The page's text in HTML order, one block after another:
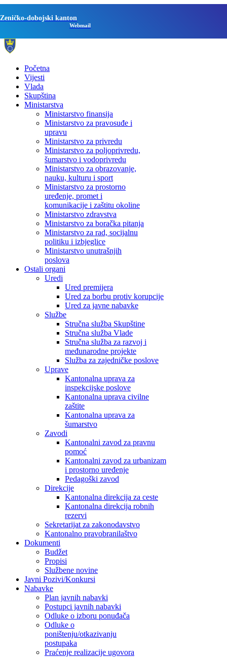
Zeničko-dobojski kanton
Webmail
Početna
Vijesti
Vlada
Skupština
Ministarstva
Ministarstvo finansija
Ministarstvo za pravosuđe i
upravu
Ministarstvo za privredu
Ministarstvo za poljoprivredu,
šumarstvo i vodoprivredu
Ministarstvo za obrazovanje,
nauku, kulturu i sport
Ministarstvo za prostorno
uređenje, promet i
komunikacije i zaštitu okoline
Ministarstvo zdravstva
Ministarstvo za boračka pitanja
Ministarstvo za rad, socijalnu
politiku i izbjeglice
Ministarstvo unutrašnjih
poslova
Ostali organi
Uredi
Ured premijera
Ured za borbu protiv korupcije
Ured za javne nabavke
Službe
Stručna služba Skupštine
Stručna služba Vlade
Stručna služba za razvoj i
međunarodne projekte
Služba za zajedničke poslove
Uprave
Kantonalna uprava za
inspekcijske poslove
Kantonalna uprava civilne
zaštite
Kantonalna uprava za
šumarstvo
Zavodi
Kantonalni zavod za pravnu
pomoć
Kantonalni zavod za urbanizam
i prostorno uređenje
Pedagoški zavod
Direkcije
Kantonalna direkcija za ceste
Kantonalna direkcija robnih
rezervi
Sekretarijat za zakonodavstvo
Kantonalno pravobranilaštvo
Dokumenti
Budžet
Propisi
Službene novine
Javni Pozivi/Konkursi
Nabavke
Plan javnih nabavki
Postupci javnih nabavki
Odluke o izboru ponuđača
Odluke o
poništenju/otkazivanju
postupaka
Praćenje realizacije ugovora